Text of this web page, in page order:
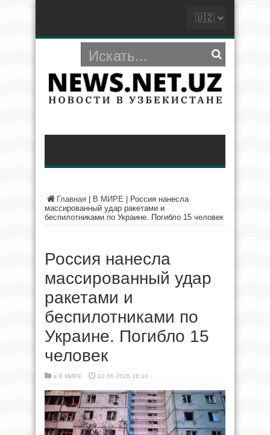
Главная В МИРЕ
Россия нанесла
массированный удар ракетами и
беспилотниками по Украине. Погибло 15 человек
Россия нанесла
массированный удар
ракетами и
беспилотниками по
Украине. Погибло 15
человек
в В МИРЕ 02.06.2026 16:10